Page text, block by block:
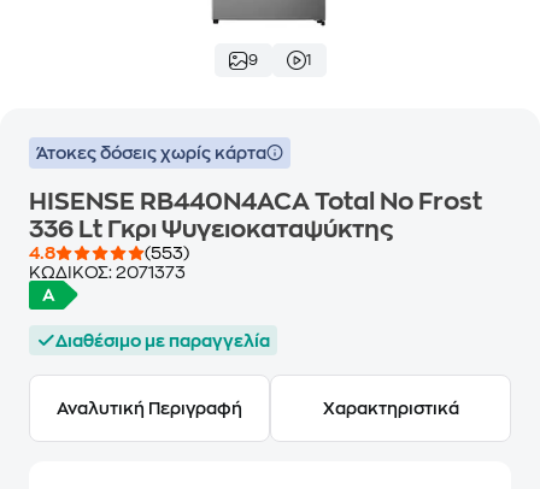
9 1
Άτοκες δόσεις χωρίς κάρτα
HISENSE RB440N4ACA Total No Frost
336 Lt Γκρι Ψυγειοκαταψύκτης
4.8
(553)
ΚΩΔΙΚΟΣ: 2071373
Διαθέσιμο με παραγγελία
Αναλυτική Περιγραφή Χαρακτηριστικά